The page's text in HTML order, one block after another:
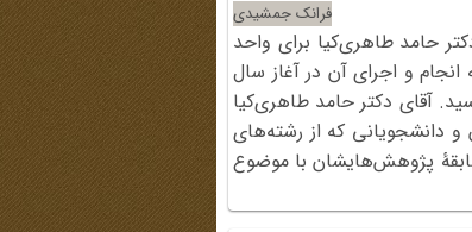
فرانک جمشیدی
حامد طاهری‌کیا برای واحد
و اجرای آن در آغاز سال
گرفت و در تاریخ 15 مهر به اتمام رسید. آقای دکتر حامد طاهری‌کیا
و دانشجویانی که از رشته‌های
پژوهش‌هایشان با موضوع